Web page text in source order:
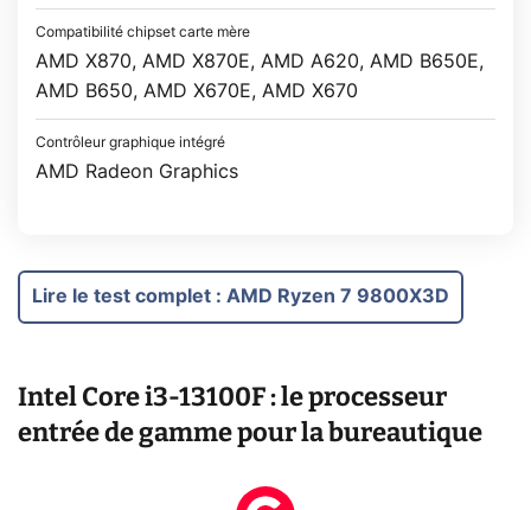
Compatibilité chipset carte mère
AMD X870, AMD X870E, AMD A620, AMD B650E,
AMD B650, AMD X670E, AMD X670
Contrôleur graphique intégré
AMD Radeon Graphics
Lire le test complet : AMD Ryzen 7 9800X3D
Intel Core i3-13100F : le processeur
entrée de gamme pour la bureautique